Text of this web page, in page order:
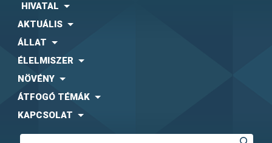
HIVATAL
AKTUÁLIS
ÁLLAT
ÉLELMISZER
NÖVÉNY
ÁTFOGÓ TÉMÁK
KAPCSOLAT